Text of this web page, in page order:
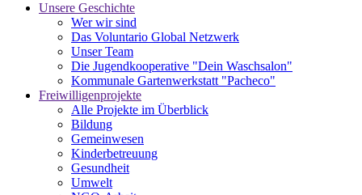
Unsere Geschichte
Wer wir sind
Das Voluntario Global Netzwerk
Unser Team
Die Jugendkooperative "Dein Waschsalon"
Kommunale Gartenwerkstatt "Pacheco"
Freiwilligenprojekte
Alle Projekte im Überblick
Bildung
Gemeinwesen
Kinderbetreuung
Gesundheit
Umwelt